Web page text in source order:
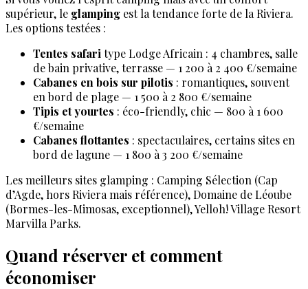
supérieur, le glamping est la tendance forte de la Riviera.
Les options testées :
Tentes safari type Lodge Africain : 4 chambres, salle
de bain privative, terrasse — 1 200 à 2 400 €/semaine
Cabanes en bois sur pilotis : romantiques, souvent
en bord de plage — 1 500 à 2 800 €/semaine
Tipis et yourtes : éco-friendly, chic — 800 à 1 600
€/semaine
Cabanes flottantes : spectaculaires, certains sites en
bord de lagune — 1 800 à 3 200 €/semaine
Les meilleurs sites glamping : Camping Sélection (Cap
d’Agde, hors Riviera mais référence), Domaine de Léoube
(Bormes-les-Mimosas, exceptionnel), Yelloh! Village Resort
Marvilla Parks.
Quand réserver et comment
économiser